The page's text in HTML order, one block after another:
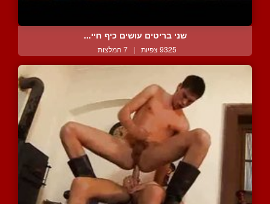
שני בריטים עושים כיף חיי...
9325 צפיות | 7 המלצות